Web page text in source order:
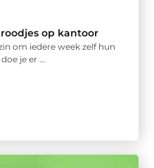
op kantoor
om iedere week zelf hun
je er ...